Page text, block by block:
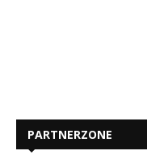
PARTNERZONE